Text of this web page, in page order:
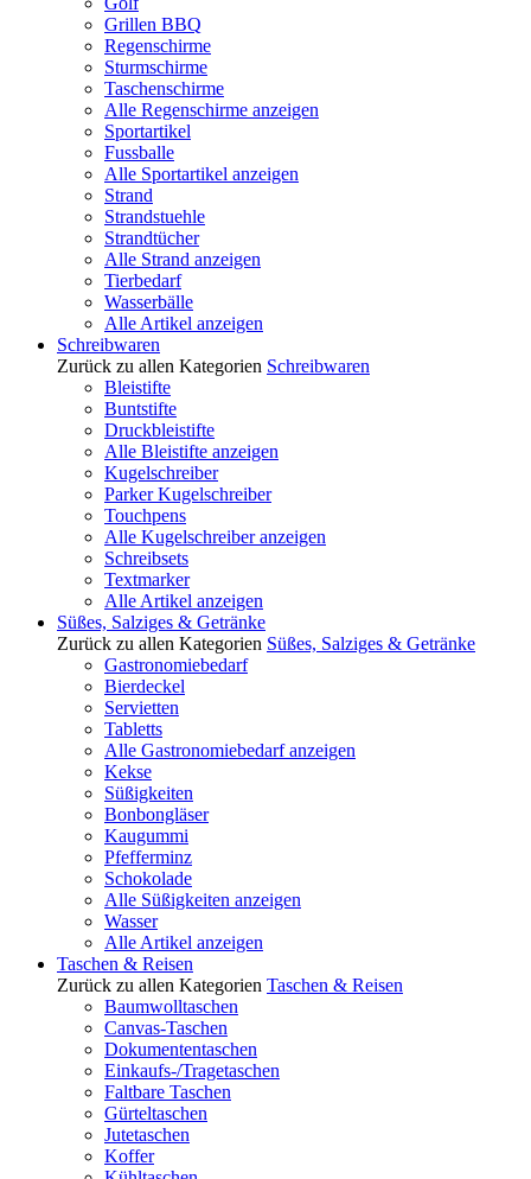
Grillen BBQ
Regenschirme
Sturmschirme
Taschenschirme
Alle Regenschirme anzeigen
Sportartikel
Fussballe
Alle Sportartikel anzeigen
Strand
Strandstuehle
Strandtücher
Alle Strand anzeigen
Tierbedarf
Wasserbälle
Alle Artikel anzeigen
Schreibwaren
Zurück zu allen Kategorien Schreibwaren
Bleistifte
Buntstifte
Druckbleistifte
Alle Bleistifte anzeigen
Kugelschreiber
Parker Kugelschreiber
Touchpens
Alle Kugelschreiber anzeigen
Schreibsets
Textmarker
Alle Artikel anzeigen
Süßes, Salziges & Getränke
Zurück zu allen Kategorien Süßes, Salziges & Getränke
Gastronomiebedarf
Bierdeckel
Servietten
Tabletts
Alle Gastronomiebedarf anzeigen
Kekse
Süßigkeiten
Bonbongläser
Kaugummi
Pfefferminz
Schokolade
Alle Süßigkeiten anzeigen
Wasser
Alle Artikel anzeigen
Taschen & Reisen
Zurück zu allen Kategorien Taschen & Reisen
Baumwolltaschen
Canvas-Taschen
Dokumententaschen
Einkaufs-/Tragetaschen
Faltbare Taschen
Gürteltaschen
Jutetaschen
Koffer